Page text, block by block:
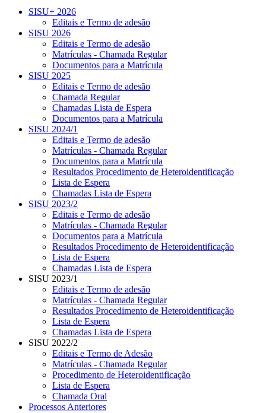
SISU+ 2026
Editais e Termo de adesão
SISU 2026
Editais e Termo de adesão
Matrículas - Chamada Regular
Documentos para a Matrícula
SISU 2025
Editais e Termo de adesão
Chamada Regular
Chamadas Lista de Espera
Documentos para a Matrícula
SISU 2024/1
Editais e Termo de adesão
Matrículas - Chamada Regular
Documentos para a Matrícula
Resultados Procedimento de Heteroidentificação
Lista de Espera
Chamadas Lista de Espera
SISU 2023/2
Editais e Termo de adesão
Matrículas - Chamada Regular
Documentos para a Matrícula
Resultados Procedimento de Heteroidentificação
Lista de Espera
Chamadas Lista de Espera
SISU 2023/1
Editais e Termo de adesão
Matrículas - Chamada Regular
Resultados Procedimento de Heteroidentificação
Lista de Espera
Chamadas Lista de Espera
SISU 2022/2
Editais e Termo de Adesão
Matrículas - Chamada Regular
Procedimento de Heteroidentificação
Lista de Espera
Chamada Oral
Processos Anteriores